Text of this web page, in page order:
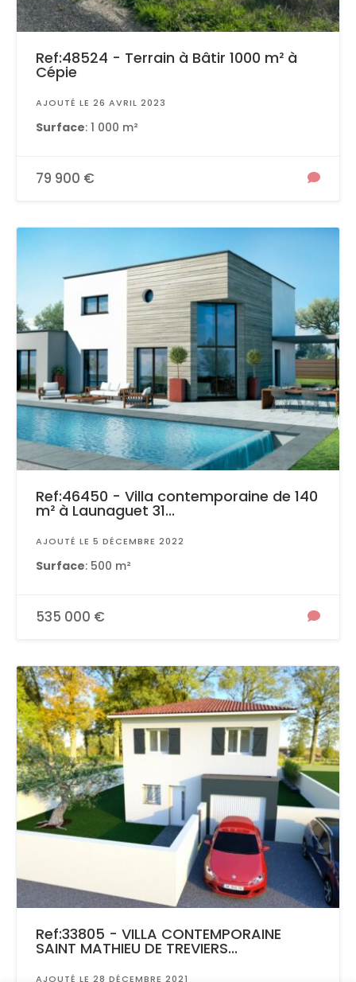
Ref:48524 - Terrain à Bâtir 1000 m² à
Cépie
AJOUTÉ LE 26 AVRIL 2023
Surface: 1 000 m²
79 900 €
Ref:46450 - Villa contemporaine de 140
m² à Launaguet 31...
AJOUTÉ LE 5 DÉCEMBRE 2022
Surface: 500 m²
535 000 €
Ref:33805 - VILLA CONTEMPORAINE
SAINT MATHIEU DE TREVIERS...
AJOUTÉ LE 28 DÉCEMBRE 2021